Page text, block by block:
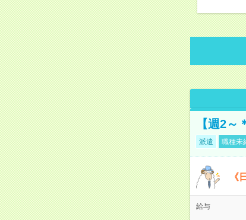
【週2
派遣 職種未
《
給与